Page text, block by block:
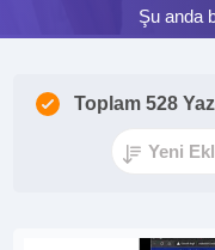
Şu anda
Toplam 528